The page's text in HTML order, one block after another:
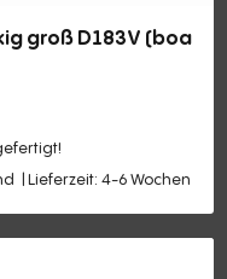
groß D183V (boa
Lieferzeit: 4-6 Wochen